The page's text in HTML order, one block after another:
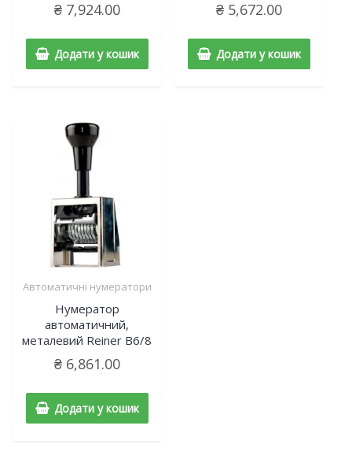
₴7,924.00
Додати у кошик
₴ 5,672.00
Додати у кошик
Автоматичні нумератори
Нумератор
автоматичний,
металевий Reiner B6/8
₴6,861.00
Додати у кошик